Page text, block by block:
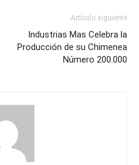
Artículo siguiente
Industrias Mas Celebra la
Producción de su Chimenea
Número 200.000